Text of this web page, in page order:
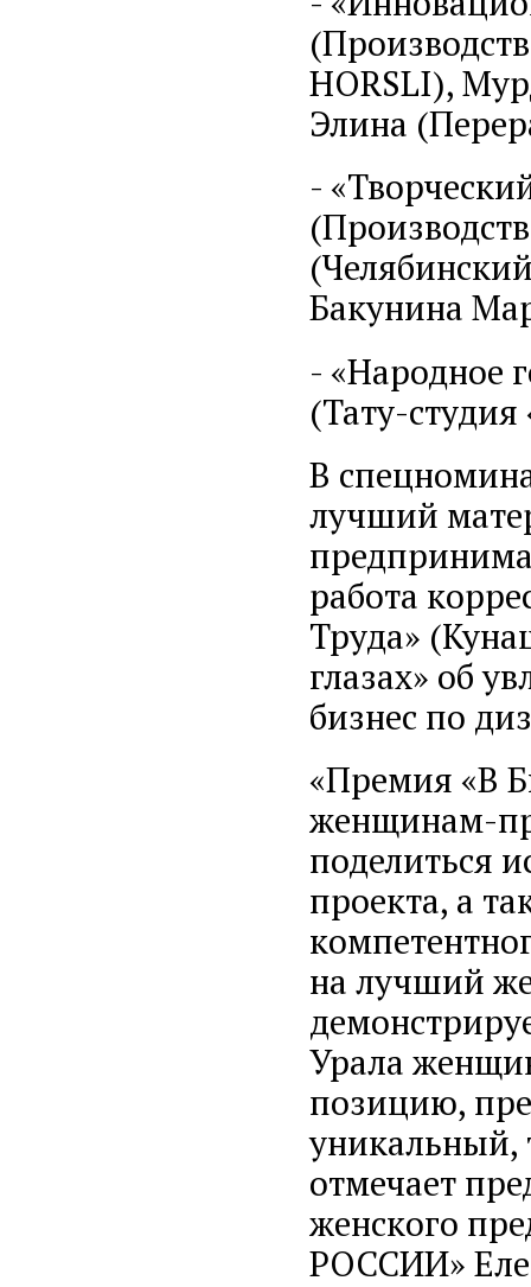
HORSLI),
Элина
-
Бакунина
- «Народное
(Тату-
В
лучший
работа
Труда»
глазах» об
бизнес по
«Премия «В
женщинам-
поделиться
проекта, а
на лучший
Урала
позицию,
уникальный,
отмечает
женского
РОССИИ»